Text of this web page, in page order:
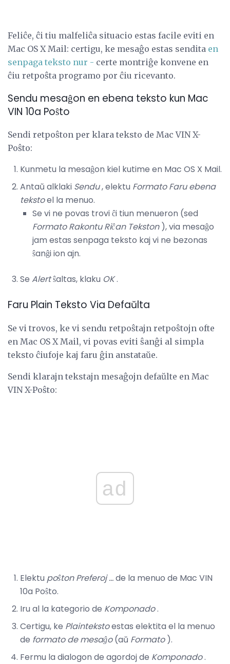
Feliĉe, ĉi tiu malfeliĉa situacio estas facile eviti en
Mac OS X Mail: certigu, ke mesaĝo estas sendita en
senpaga teksto nur - certe montriĝe konvene en
ĉiu retpoŝta programo por ĉiu ricevanto.
Sendu mesaĝon en ebena teksto kun Mac
VIN 10a Poŝto
Sendi retpoŝton per klara teksto de Mac VIN X-
Poŝto:
Kunmetu la mesaĝon kiel kutime en Mac OS X Mail.
Antaŭ alklaki Sendu, elektu Formato Faru ebena
tekstoel la menuo.
Se vi ne povas trovi ĉi tiun menueron (sed
Formato Rakontu Riĉan Tekston), via mesaĝo
jam estas senpaga teksto kaj vi ne bezonas
ŝanĝi ion ajn.
Se Alertŝaltas, klaku OK.
Faru Plain Teksto Via Defaŭlta
Se vi trovos, ke vi sendu retpoŝtajn retpoŝtojn ofte
en Mac OS X Mail, vi povas eviti ŝanĝi al simpla
teksto ĉiufoje kaj faru ĝin anstataŭe.
Sendi klarajn tekstajn mesaĝojn defaŭlte en Mac
VIN X-Poŝto:
ad
Elektu poŝton Preferoj ...de la menuo de Mac VIN
10a Poŝto.
Iru al la kategorio de Komponado.
Certigu, ke Plaintekstoestas elektita el la menuo
de formato de mesaĝo(aŭ Formato).
Fermu la dialogon de agordoj de Komponado.